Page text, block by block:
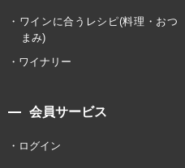
ワインに合うレシピ(料理・おつ
まみ)
ワイナリー
会員サービス
ログイン